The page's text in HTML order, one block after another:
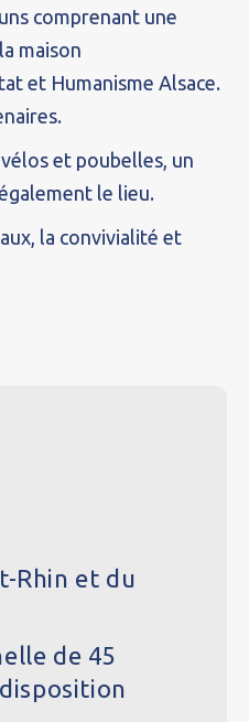
comprenant une
maison
et Humanisme Alsace.
et poubelles, un
le lieu.
la convivialité et
Rhin et du
de 45